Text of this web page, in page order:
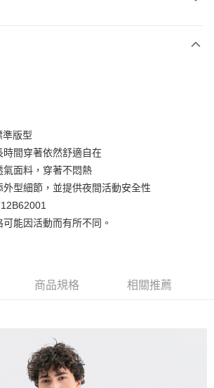
準版型
時間穿著依然舒適自在
氣面料，穿著不悶熱
外型細節，並提供夜間活動安全性
能因活動而有所不同。
商品規格 相關推薦